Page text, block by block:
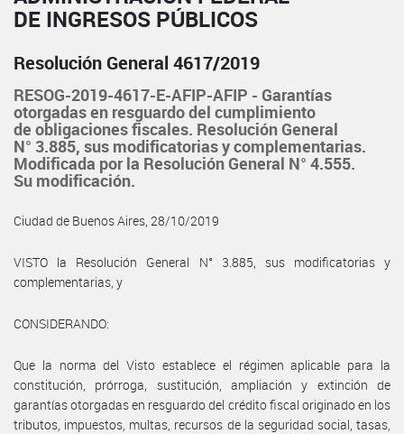
DE INGRESOS PÚBLICOS
Resolución General 4617/2019
RESOG-2019-4617-E-AFIP-AFIP - Garantías
otorgadas en resguardo del cumplimiento
de obligaciones fiscales. Resolución General
N° 3.885, sus modificatorias y complementarias.
Modificada por la Resolución General N° 4.555.
Su modificación.
Ciudad de Buenos Aires, 28/10/2019
VISTO la Resolución General N° 3.885, sus modificatorias y
complementarias, y
CONSIDERANDO:
Que la norma del Visto establece el régimen aplicable para la
constitución, prórroga, sustitución, ampliación y extinción de
garantías otorgadas en resguardo del crédito fiscal originado en los
tributos, impuestos, multas, recursos de la seguridad social, tasas,